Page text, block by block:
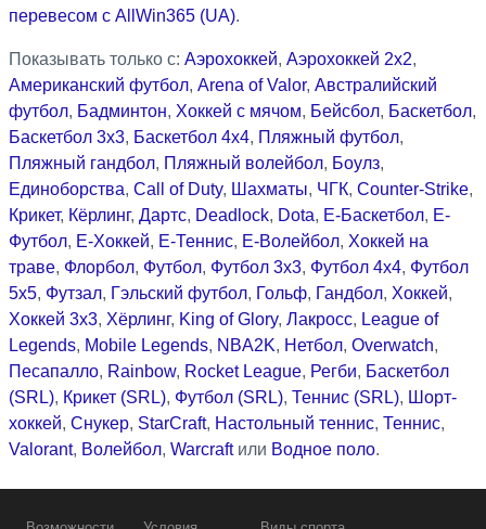
перевесом с AllWin365 (UA).
Показывать только с: Аэрохоккей, Аэрохоккей 2x2,
Американский футбол, Arena of Valor, Австралийский
футбол, Бадминтон, Хоккей с мячом, Бейсбол, Баскетбол,
Баскетбол 3x3, Баскетбол 4x4, Пляжный футбол,
Пляжный гандбол, Пляжный волейбол, Боулз,
Единоборства, Call of Duty, Шахматы, ЧГК, Counter-Strike,
Крикет, Кёрлинг, Дартс, Deadlock, Dota, Е-Баскетбол, Е-
Футбол, Е-Хоккей, Е-Теннис, Е-Волейбол, Хоккей на
траве, Флорбол, Футбол, Футбол 3x3, Футбол 4x4, Футбол
5x5, Футзал, Гэльский футбол, Гольф, Гандбол, Хоккей,
Хоккей 3x3, Хёрлинг, King of Glory, Лакросс, League of
Legends, Mobile Legends, NBA2K, Нетбол, Overwatch,
Песапалло, Rainbow, Rocket League, Регби, Баскетбол
(SRL), Крикет (SRL), Футбол (SRL), Теннис (SRL), Шорт-
хоккей, Снукер, StarCraft, Настольный теннис, Теннис,
Valorant, Волейбол, Warcraftили Водное поло.